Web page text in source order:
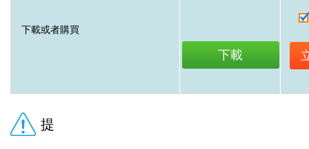
下載或者購買
下載
提